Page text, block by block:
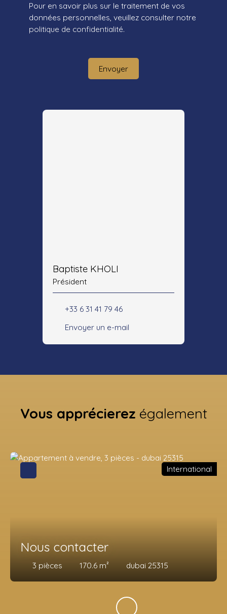
Pour en savoir plus sur le traitement de vos
données personnelles, veuillez consulter notre
politique de confidentialité.
Envoyer
Baptiste KHOLI
Président
+33 6 31 41 79 46
Envoyer un e-mail
Vous apprécierez également
Nous contacter
3 pièces 170.6 m² dubai 25315
International